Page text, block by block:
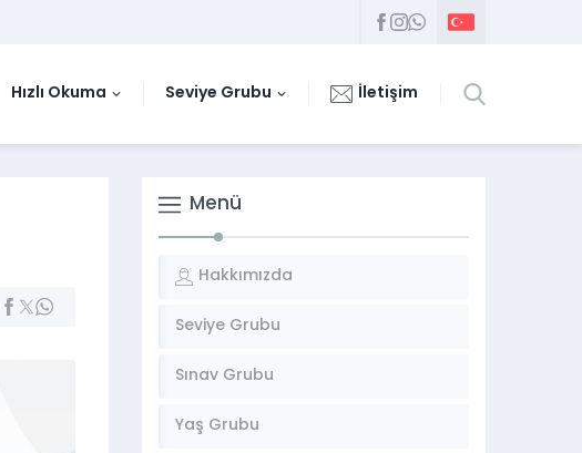
Hızlı Okuma Seviye Grubu İletişim
Menü
Hakkımızda
Seviye Grubu
Sınav Grubu
Yaş Grubu